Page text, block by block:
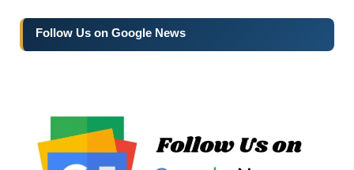
Follow Us on Google News